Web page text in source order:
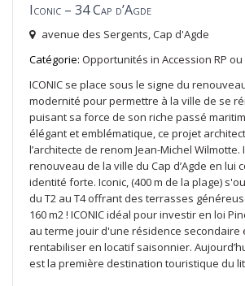
Iconic – 34 Cap d’Agde
avenue des Sergents,Cap d'Agde
Catégorie: Opportunités in Accession RP
ICONIC se place sous le signe du
modernité pour permettre à la ville de se
puisant sa force de son riche passé
élégant et emblématique, ce projet
l’architecte de renom Jean-Michel Wilmotte.
renouveau de la ville du Cap d’Agde en lui
identité forte. Iconic, (400 m de la plage)
du T2 au T4 offrant des terrasses
160 m2 ! ICONIC idéal pour investir en loi
au terme jouir d'une résidence secondaire
rentabiliser en locatif saisonnier.
est la première destination touristique du